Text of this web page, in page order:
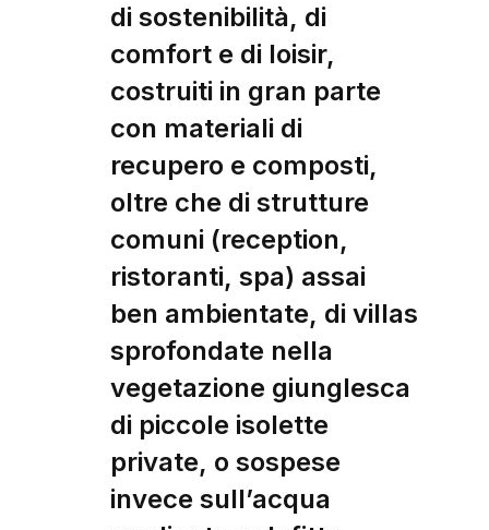
di sostenibilità, di
comfort e di loisir,
costruiti in gran parte
con materiali di
recupero e composti,
oltre che di strutture
comuni (reception,
ristoranti, spa) assai
ben ambientate, di villas
sprofondate nella
vegetazione giunglesca
di piccole isolette
private, o sospese
invece sull’acqua